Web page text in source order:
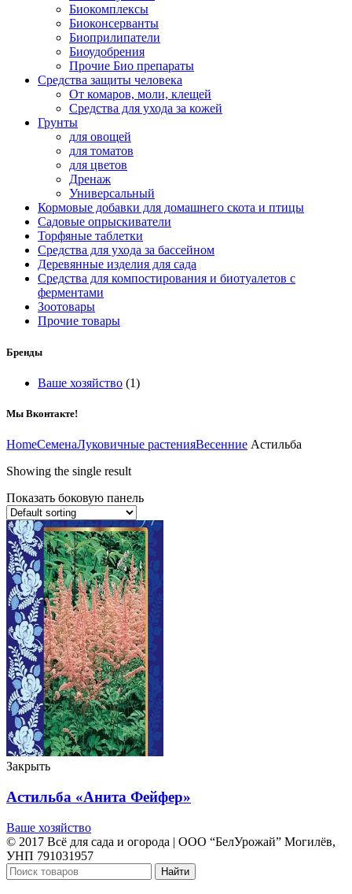
Биокомплексы
Биоконсерванты
Биоприлипатели
Биоудобрения
Прочие Био препараты
Средства защиты человека
От комаров, моли, клещей
Средства для ухода за кожей
Грунты
для овощей
для томатов
для цветов
Дренаж
Универсальный
Кормовые добавки для домашнего скота и птицы
Садовые опрыскиватели
Торфяные таблетки
Средства для ухода за бассейном
Деревянные изделия для сада
Средства для компостирования и биотуалетов с
ферментами
Зоотовары
Прочие товары
Бренды
Ваше хозяйство (1)
Мы Вконтакте!
HomeСеменаЛуковичные растенияВесенние Астильба
Showing the single result
Показать боковую панель
Закрыть
Астильба «Анита Фейфер»
Ваше хозяйство
© 2017 Всё для сада и огорода | OOO “БелУрожай” Могилёв,
УНП 791031957
Найти